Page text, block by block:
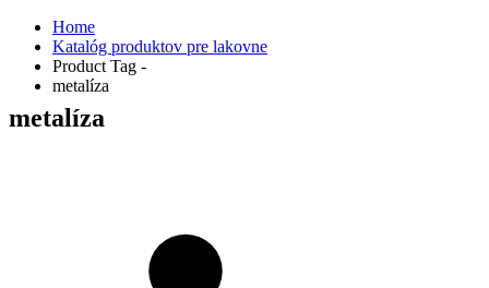
Home
Katalóg produktov pre lakovne
Product Tag -
metalíza
metalíza